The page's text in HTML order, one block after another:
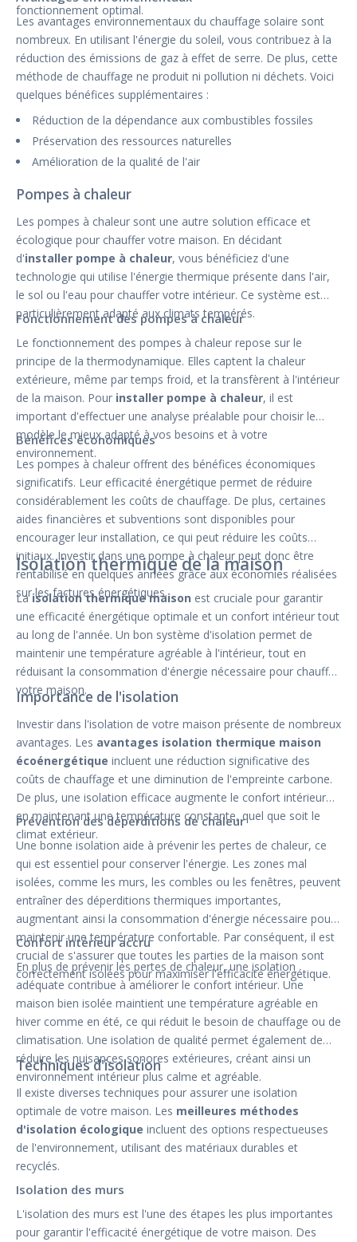
fonctionnement optimal.
Les avantages environnementaux du chauffage solaire sont
nombreux. En utilisant l'énergie du soleil, vous contribuez à la
réduction des émissions de gaz à effet de serre. De plus, cette
méthode de chauffage ne produit ni pollution ni déchets. Voici
quelques bénéfices supplémentaires :
Réduction de la dépendance aux combustibles fossiles
Préservation des ressources naturelles
Amélioration de la qualité de l'air
Pompes à chaleur
Les pompes à chaleur sont une autre solution efficace et
écologique pour chauffer votre maison. En décidant
d'installer pompe à chaleur, vous bénéficiez d'une
technologie qui utilise l'énergie thermique présente dans l'air,
le sol ou l'eau pour chauffer votre intérieur. Ce système est
particulièrement adapté aux climats tempérés.
Fonctionnement des pompes à chaleur
Le fonctionnement des pompes à chaleur repose sur le
principe de la thermodynamique. Elles captent la chaleur
extérieure, même par temps froid, et la transfèrent à l'intérieur
de la maison. Pour installer pompe à chaleur, il est
important d'effectuer une analyse préalable pour choisir le
modèle le mieux adapté à vos besoins et à votre
environnement.
Bénéfices économiques
Les pompes à chaleur offrent des bénéfices économiques
significatifs. Leur efficacité énergétique permet de réduire
considérablement les coûts de chauffage. De plus, certaines
aides financières et subventions sont disponibles pour
encourager leur installation, ce qui peut réduire les coûts
initiaux. Investir dans une pompe à chaleur peut donc être
rentabilisé en quelques années grâce aux économies réalisées
sur les factures énergétiques.
Isolation thermique de la maison
La isolation thermique maison est cruciale pour garantir
une efficacité énergétique optimale et un confort intérieur tout
au long de l'année. Un bon système d'isolation permet de
maintenir une température agréable à l'intérieur, tout en
réduisant la consommation d'énergie nécessaire pour chauffer
votre maison.
Importance de l'isolation
Investir dans l'isolation de votre maison présente de nombreux
avantages. Les avantages isolation thermique maison
écoénergétique incluent une réduction significative des
coûts de chauffage et une diminution de l'empreinte carbone.
De plus, une isolation efficace augmente le confort intérieur
en maintenant une température constante, quel que soit le
climat extérieur.
Prévention des déperditions de chaleur
Une bonne isolation aide à prévenir les pertes de chaleur, ce
qui est essentiel pour conserver l'énergie. Les zones mal
isolées, comme les murs, les combles ou les fenêtres, peuvent
entraîner des déperditions thermiques importantes,
augmentant ainsi la consommation d'énergie nécessaire pour
maintenir une température confortable. Par conséquent, il est
crucial de s'assurer que toutes les parties de la maison sont
correctement isolées pour maximiser l'efficacité énergétique.
Confort intérieur accru
En plus de prévenir les pertes de chaleur, une isolation
adéquate contribue à améliorer le confort intérieur. Une
maison bien isolée maintient une température agréable en
hiver comme en été, ce qui réduit le besoin de chauffage ou de
climatisation. Une isolation de qualité permet également de
réduire les nuisances sonores extérieures, créant ainsi un
environnement intérieur plus calme et agréable.
Techniques d'isolation
Il existe diverses techniques pour assurer une isolation
optimale de votre maison. Les meilleures méthodes
d'isolation écologique incluent des options respectueuses
de l'environnement, utilisant des matériaux durables et
recyclés.
Isolation des murs
L'isolation des murs est l'une des étapes les plus importantes
pour garantir l'efficacité énergétique de votre maison. Des